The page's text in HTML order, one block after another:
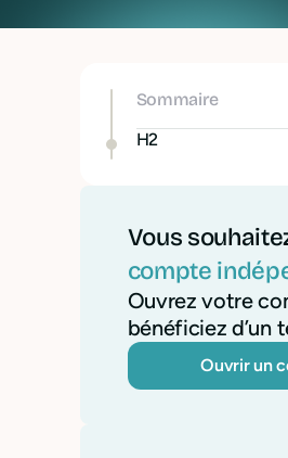
Sommaire
H2
Vous
compte
Ouvrez votre
bénéficiez d’un
Ouvrir un